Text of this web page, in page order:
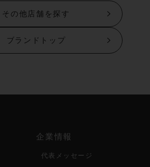
その他店舗を探す
ブランドトップ
企業情報
代表メッセージ